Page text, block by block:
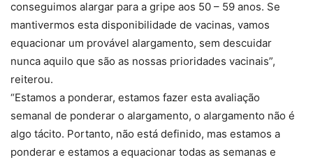
conseguimos alargar para a gripe aos 50 – 59 anos. Se
mantivermos esta disponibilidade de vacinas, vamos
equacionar um provável alargamento, sem descuidar
nunca aquilo que são as nossas prioridades vacinais”,
reiterou.
“Estamos a ponderar, estamos fazer esta avaliação
semanal de ponderar o alargamento, o alargamento não é
algo tácito. Portanto, não está definido, mas estamos a
ponderar e estamos a equacionar todas as semanas e